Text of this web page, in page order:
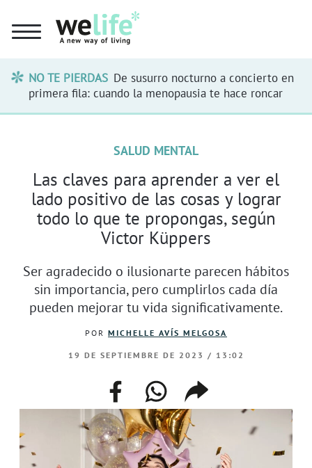
NO TE PIERDAS De susurro nocturno a concierto en
primera fila: cuando la menopausia te hace roncar
SALUD MENTAL
Las claves para aprender a ver el
lado positivo de las cosas y lograr
todo lo que te propongas, según
Victor Küppers
Ser agradecido o ilusionarte parecen hábitos
sin importancia, pero cumplirlos cada día
pueden mejorar tu vida significativamente.
POR MICHELLE AVÍS MELGOSA
19 DE SEPTIEMBRE DE 2023 / 13:02
facebookwhatsappcompartir
enlace